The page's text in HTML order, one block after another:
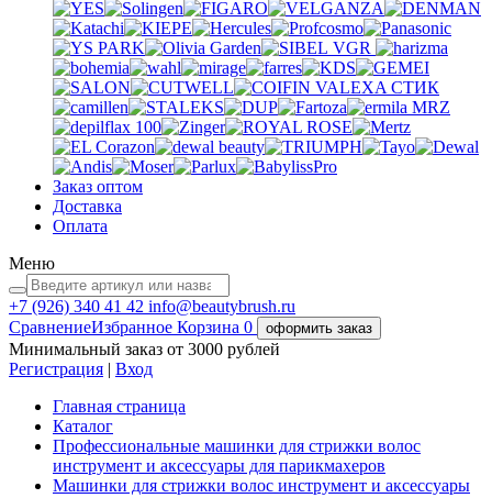
VGR
VALEXA СТИК
MRZ
Заказ оптом
Доставка
Оплата
Меню
+7 (926) 340 41 42 info@beautybrush.ru
СравнениеИзбранное Корзина 0 оформить заказ
Минимальный заказ от 3000 рублей
Регистрация | Вход
Главная страница
Каталог
Профессиональные машинки для стрижки волос
инструмент и аксессуары для парикмахеров
Машинки для стрижки волос инструмент и аксессуары